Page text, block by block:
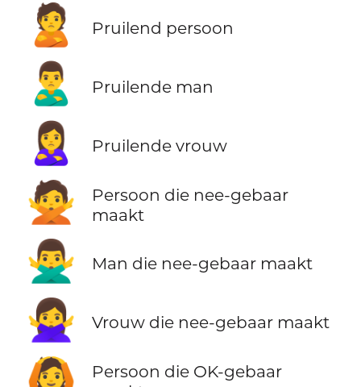
🙎 Pruilend persoon
🙎‍♂️ Pruilende man
🙎‍♀️ Pruilende vrouw
🙅
Persoon die nee-gebaar
maakt
🙅‍♂️ Man die nee-gebaar maakt
🙅‍♀️ Vrouw die nee-gebaar maakt
Persoon die OK-gebaar